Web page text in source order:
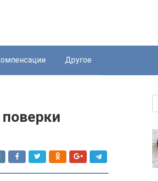
Другое